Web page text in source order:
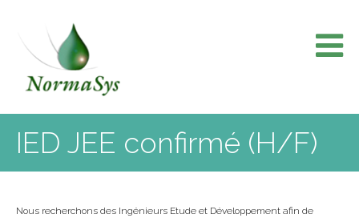
content
IED JEE confirmé (H/F)
Nous recherchons des Ingénieurs Etude et Développement afin de